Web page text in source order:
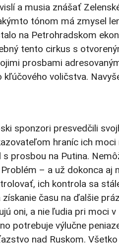
a musia znášať
tónom má zmysel
na Petrohradskom
tento cirkus s
prosbami
kľúčového voličstva.
sponzori presvedčili
hraníc ich
prosbou na Putina.
– a už dokonca
ich kontrola sa
času na ďalšie
oni, a nie ľudia pri moci
potrebuje výlučne
nad Ruskom.